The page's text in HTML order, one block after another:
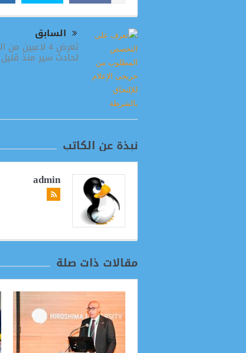
السابق
تعرض 4 لاعبين
لحادث سير منذ قليل
نبذة عن الكاتب
admin
مقالات ذات صلة